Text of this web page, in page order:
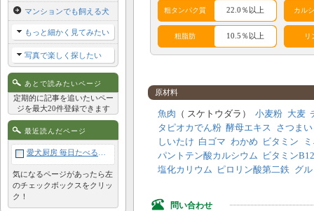
粗タンパク質 22.0％以上 カル
粗脂肪 10.5％以上 リ
鶏
サケ 酵母 肉類 卵
穀類 コーン 大豆
植物性
タンパ
ク
原材料
魚肉 （ スケトウダラ） 小麦粉 大麦
タピオカでん粉 酵母エキス
さつま
しいたけ 白ゴマ わかめ ビタミン
パントテン酸カルシウム
ビタミン
塩化カリウム
ピロリン酸第二鉄 グ
問い合わせ
マンションでも飼える犬
もっと細かく見てみたい
写真で楽しく探したい
あとで読みたいページ
定期的に記事を追いたいペー
ジを最大20件登録できます
最近読んだページ
気になるページがあったら左
のチェックボックスをクリッ
ク！